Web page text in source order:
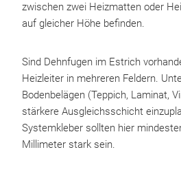
zwischen zwei Heizmatten oder
auf gleicher Höhe befinden.
Sind Dehnfugen im Estrich
Heizleiter in mehreren Feldern.
Bodenbelägen (Teppich, Laminat,
stärkere Ausgleichsschicht
Systemkleber sollten hier
Millimeter stark sein.